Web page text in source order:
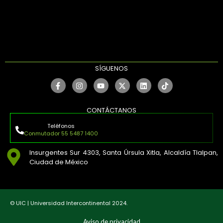
SÍGUENOS
CONTÁCTANOS
Teléfonos
Conmutador 55 5487 1400
Insurgentes Sur 4303, Santa Úrsula Xitla, Alcaldía Tlalpan,
Ciudad de México
© UIC | Universidad Intercontinental 2024.